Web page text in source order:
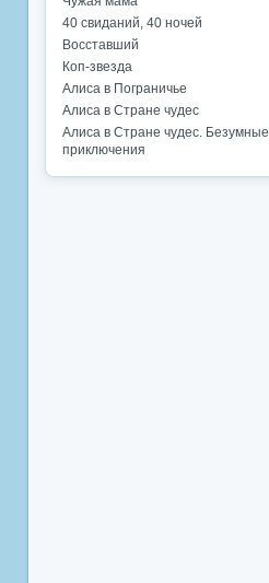
40 свиданий, 40 ночей
Восставший
Коп-звезда
Алиса в Пограничье
Алиса в Стране чудес
Алиса в Стране чудес. Безумные
приключения